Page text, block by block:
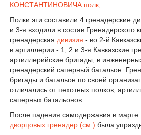
КОНСТАНТИНОВИЧА полк;
Полки эти составили 4 гренадерские
и 3-я входили в состав Гренадерского
гренадерская дивизия - во 2-й
в артиллерии - 1, 2 и 3-я Кавказские
артиллерийские бригады; в
гренадерский саперный батальон.
бригады и батальон по своей
отличались от пехотных полков,
саперных батальонов.
После падения самодержавия в марте
дворцовых гренадер (см.) была